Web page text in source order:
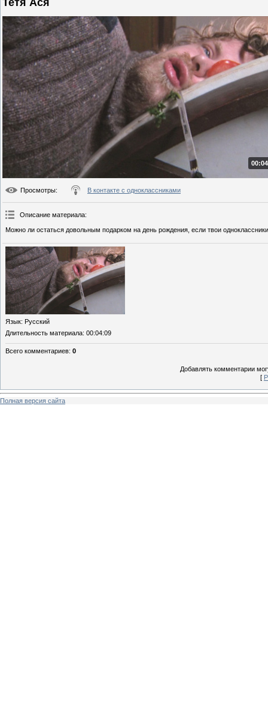
Тетя Ася
Просмотры: В контакте с одноклассниками
Описание материала:
Можно ли остаться довольным подарком на день рождения, если твои
Язык: Русский
Длительность материала: 00:04:09
Всего комментариев: 0
Добавлять комментарии
[
Полная версия сайта